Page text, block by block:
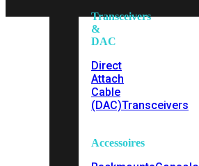
Transceivers
&
DAC
Direct
Attach
Cable
(DAC)Transceivers
Accessoires